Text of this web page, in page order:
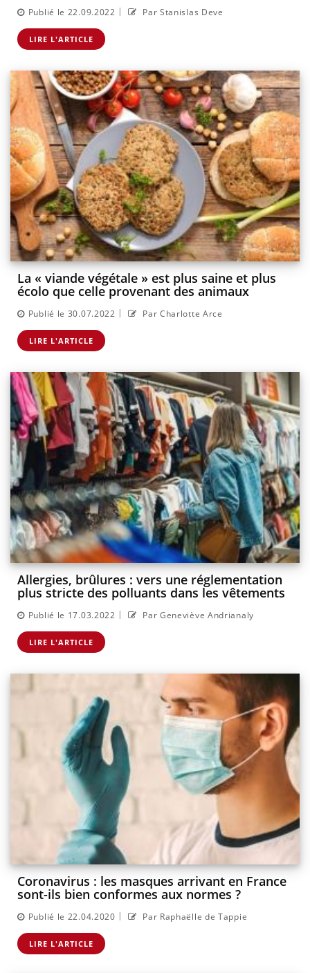
Publié le 22.09.2022 | Par Stanislas Deve
LIRE L'ARTICLE
La « viande végétale » est plus saine et plus
écolo que celle provenant des animaux
Publié le 30.07.2022 | Par Charlotte Arce
LIRE L'ARTICLE
Allergies, brûlures : vers une réglementation
plus stricte des polluants dans les vêtements
Publié le 17.03.2022 | Par Geneviève Andrianaly
LIRE L'ARTICLE
Coronavirus : les masques arrivant en France
sont-ils bien conformes aux normes ?
Publié le 22.04.2020 | Par Raphaëlle de Tappie
LIRE L'ARTICLE